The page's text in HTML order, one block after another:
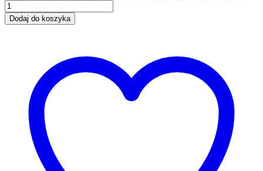
Dodaj do koszyka